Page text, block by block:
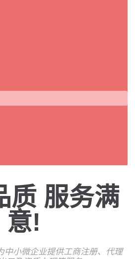
质 服务满
意!
中小微企业提供工商注册、代理